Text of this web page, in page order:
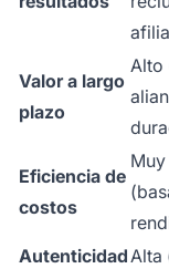
Valor a largo
plazo
Alto
Eficiencia de
costos
Autenticidad Alta